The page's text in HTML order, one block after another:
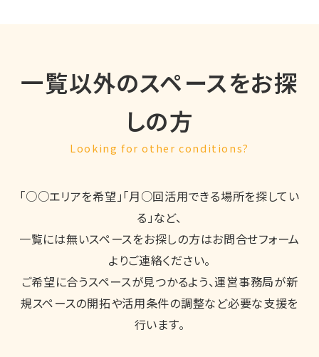
一覧以外のスペースをお探
しの方
Looking for other conditions?
「○○エリアを希望」「月○回活用できる場所を探してい
る」など、
一覧には無いスペースをお探しの方はお問合せフォーム
よりご連絡ください。
ご希望に合うスペースが見つかるよう、運営事務局が新
規スペースの開拓や活用条件の調整など必要な支援を
行います。